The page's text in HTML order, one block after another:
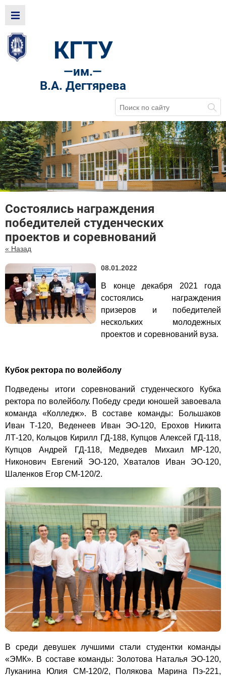
КГТУ
—им.—
В.А. Дегтярева
Состоялись награждения
победителей студенческих
проектов и соревнований
« Назад
08.01.2022
В конце декабря 2021 года
состоялись награждения
призеров и победителей
нескольких молодежных
проектов и соревнований вуза.
Кубок ректора по волейболу
Подведены итоги соревнований студенческого Кубка
ректора по волейболу. Победу среди юношей завоевала
команда «Колледж». В составе команды: Большаков
Иван Т-120, Веденеев Иван ЭО-120, Ерохов Никита
ЛТ-120, Кольцов Кирилл ГД-188, Купцов Алексей ГД-118,
Купцов Андрей ГД-118, Медведев Михаил МР-120,
Никонович Евгений ЭО-120, Хваталов Иван ЭО-120,
Шаленков Егор СМ-120/2.
В среди девушек лучшими стали студентки команды
«ЭМК». В составе команды: Золотова Наталья ЭО-120,
Луканина Юлия СМ-120/2, Полякова Марина Пэ-221,